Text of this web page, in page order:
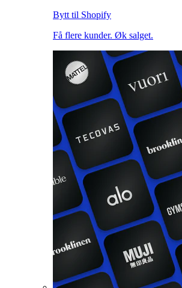
Bytt til Shopify
Få flere kunder. Øk salget.